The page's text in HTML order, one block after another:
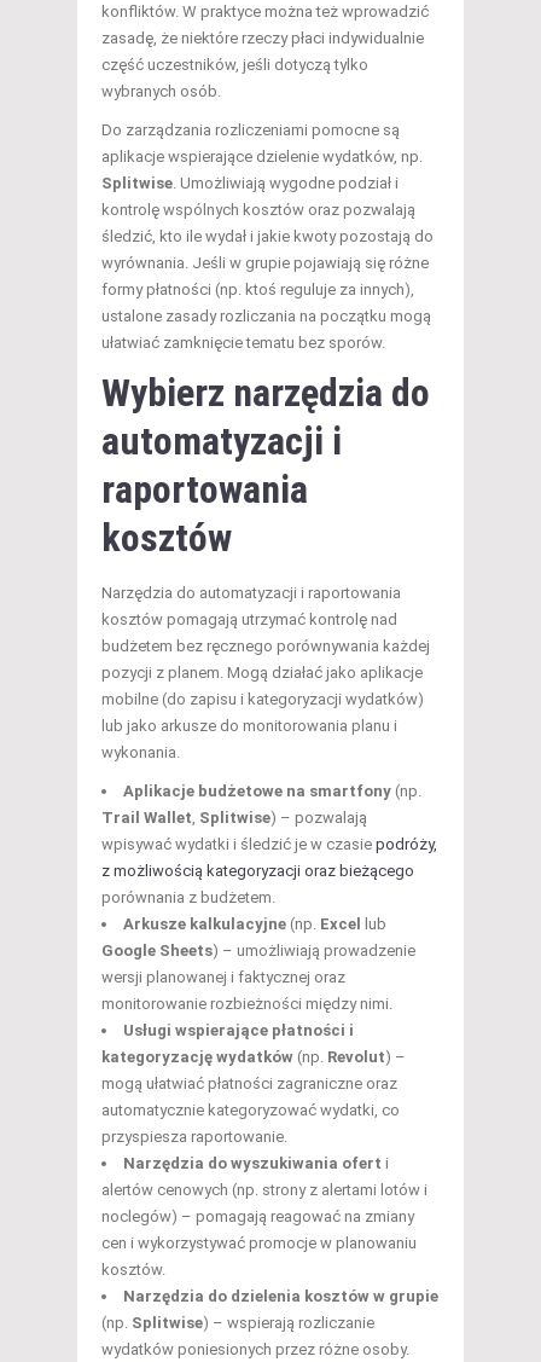
konfliktów. W praktyce można też wprowadzić
zasadę, że niektóre rzeczy płaci indywidualnie
część uczestników, jeśli dotyczą tylko
wybranych osób.
Do zarządzania rozliczeniami pomocne są
aplikacje wspierające dzielenie wydatków, np.
Splitwise . Umożliwiają wygodne podział i
kontrolę wspólnych kosztów oraz pozwalają
śledzić, kto ile wydał i jakie kwoty pozostają do
wyrównania. Jeśli w grupie pojawiają się różne
formy płatności (np. ktoś reguluje za innych),
ustalone zasady rozliczania na początku mogą
ułatwiać zamknięcie tematu bez sporów.
Wybierz narzędzia do
automatyzacji i
raportowania
kosztów
Narzędzia do automatyzacji i raportowania
kosztów pomagają utrzymać kontrolę nad
budżetem bez ręcznego porównywania każdej
pozycji z planem. Mogą działać jako aplikacje
mobilne (do zapisu i kategoryzacji wydatków)
lub jako arkusze do monitorowania planu i
wykonania.
Aplikacje budżetowe na smartfony (np.
Trail Wallet Splitwise) – pozwalają
wpisywać wydatki i śledzić je w czasie podróży,
z możliwością kategoryzacji oraz bieżącego
porównania z budżetem.
Arkusze kalkulacyjne (np. Excel
lub
Google Sheets) – umożliwiają prowadzenie
wersji planowanej i faktycznej oraz
monitorowanie rozbieżności między nimi.
Usługi wspierające płatności i
kategoryzację wydatków (np. Revolut) –
mogą ułatwiać płatności zagraniczne oraz
automatycznie kategoryzować wydatki, co
przyspiesza raportowanie.
Narzędzia do wyszukiwania ofert i
alertów cenowych (np. strony z alertami lotów i
noclegów) – pomagają reagować na zmiany
cen i wykorzystywać promocje w planowaniu
kosztów.
Narzędzia do dzielenia kosztów w grupie
(np. Splitwise) – wspierają rozliczanie
wydatków poniesionych przez różne osoby.